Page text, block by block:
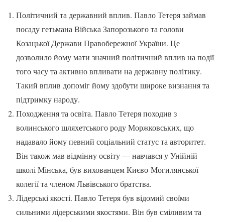
Політичний та державний вплив. Павло Тетеря займав
посаду гетьмана Війська Запорозького та голови
Козацької Держави Правобережної України. Це
дозволило йому мати значний політичний вплив на події
того часу та активно впливати на державну політику.
Такий вплив допоміг йому здобути широке визнання та
підтримку народу.
Походження та освіта. Павло Тетеря походив з
волинського шляхетського роду Моржковських, що
надавало йому певний соціальний статус та авторитет.
Він також мав відмінну освіту — навчався у Унійній
школі Мінська, був вихованцем Києво-Могилянської
колегії та членом Львівського братства.
Лідерські якості. Павло Тетеря був відомий своїми
сильними лідерськими якостями. Він був сміливим та